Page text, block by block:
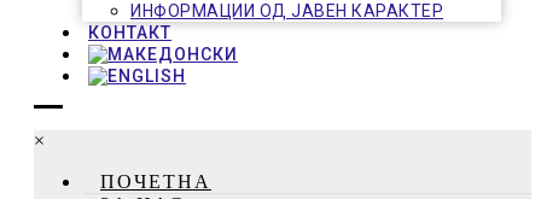
ИНФОРМАЦИИ ОД ЈАВЕН КАРАКТЕР
КОНТАКТ
×
ПОЧЕТНА